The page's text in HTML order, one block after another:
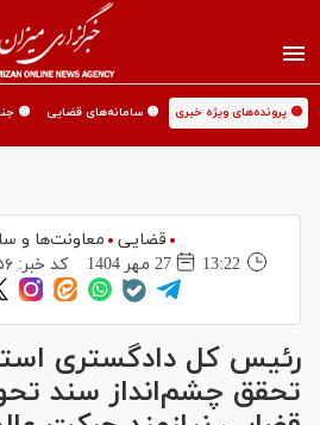
🟡 پرونده‌های ویژه خبری 🟡 سامانه‌های قضایی 🟡
قضایی
معاونت‌ها و
13:22
27 مهر 1404 کد خبر:
رئیس کل دادگستری
تحقق چشم‌انداز سند